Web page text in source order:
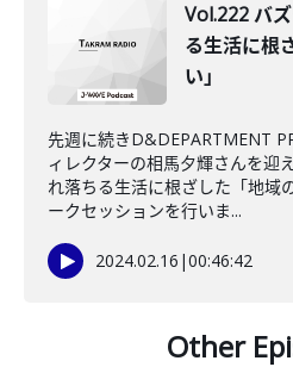
Vol.222 バ
る生活に根
い」
先週に続きD&DEPARTMENT
ィレクターの相馬夕輝さんを迎
れ落ちる生活に根ざした「地域
ークセッションを行いま...
2024.02.16 |00:46:42
Other